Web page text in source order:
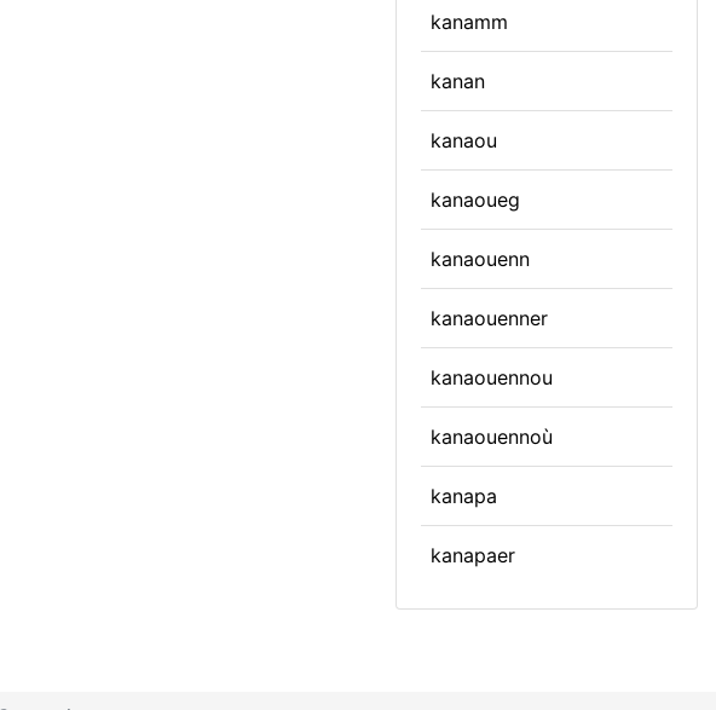
kanamm
kanan
kanaou
kanaoueg
kanaouenn
kanaouenner
kanaouennou
kanaouennoù
kanapa
kanapaer